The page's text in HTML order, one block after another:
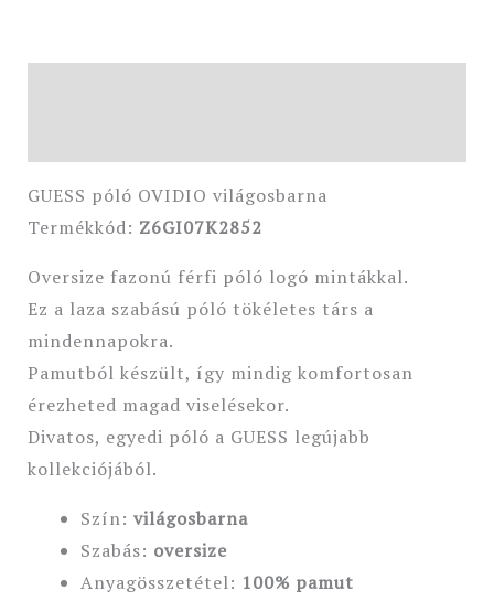
GUESS póló OVIDIO világosbarna
Termékkód: Z6GI07K2852
Oversize fazonú férfi póló logó mintákkal.
Ez a laza szabású póló tökéletes társ a
mindennapokra.
Pamutból készült, így mindig komfortosan
érezheted magad viselésekor.
Divatos, egyedi póló a GUESS legújabb
kollekciójából.
Szín: világosbarna
Szabás: oversize
Anyagösszetétel: 100% pamut